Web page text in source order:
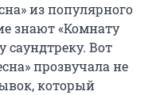
из популярного
знают «Комнату
саундтреку. Вот
прозвучала не
который